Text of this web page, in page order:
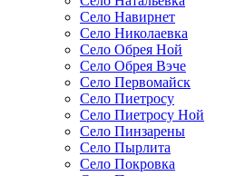
Село Навирнет
Село Николаевка
Село Обрея Ной
Село Обрея Вэче
Село Первомайск
Село Пиетросу
Село Пиетросу Ной
Село Пинзарены
Село Пырлита
Село Покровка